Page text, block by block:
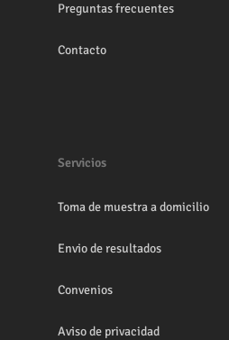
Preguntas frecuentes
Contacto
Servicios
Toma de muestra a domicilio
Envio de resultados
Convenios
Aviso de privacidad